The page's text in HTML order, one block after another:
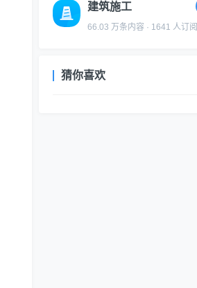
建筑施工
66.03 万条内容 · 1641 人订阅
猜你喜欢